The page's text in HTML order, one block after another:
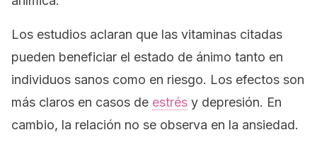
Los estudios aclaran que las vitaminas citadas
pueden beneficiar el estado de ánimo tanto en
individuos sanos como en riesgo. Los efectos son
más claros en casos de estrés y depresión. En
cambio, la relación no se observa en la ansiedad.